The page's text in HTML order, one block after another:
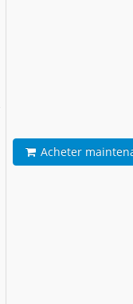
Acheter